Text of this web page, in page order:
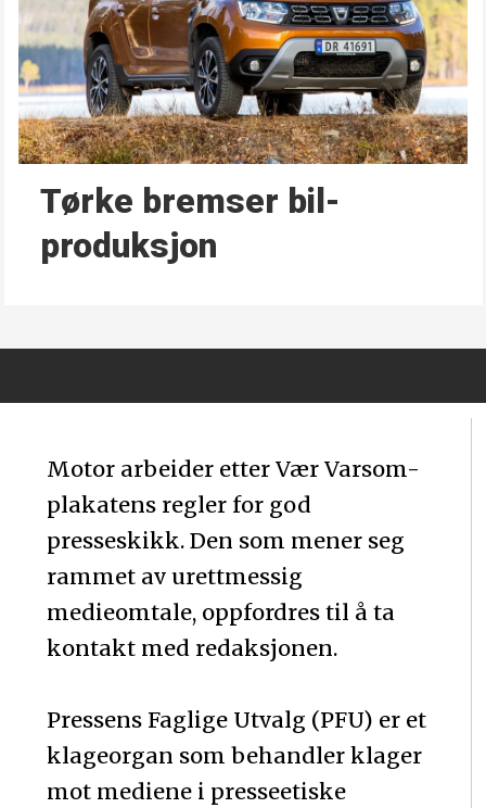
Tørke bremser bil­
produksjon
Motor arbeider etter Vær Varsom-
plakatens regler for god
presseskikk. Den som mener seg
rammet av urettmessig
medieomtale, oppfordres til å ta
kontakt med redaksjonen.
Pressens Faglige Utvalg (PFU) er et
klageorgan som behandler klager
mot mediene i presseetiske